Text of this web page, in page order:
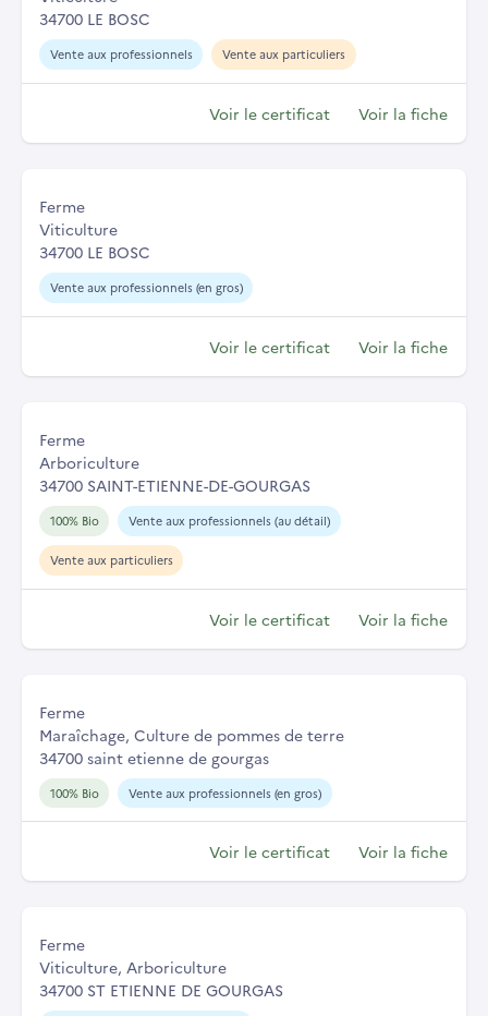
34700 LE BOSC
Vente aux professionnels Vente aux particuliers
Voir le certificat Voir la fiche
Ferme
Viticulture
34700 LE BOSC
Vente aux professionnels (en gros)
Voir le certificat Voir la fiche
Ferme
Arboriculture
34700 SAINT-ETIENNE-DE-GOURGAS
100% Bio Vente aux professionnels (au détail)
Vente aux particuliers
Voir le certificat Voir la fiche
Ferme
Maraîchage, Culture de pommes de terre
34700 saint etienne de gourgas
100% Bio Vente aux professionnels (en gros)
Voir le certificat Voir la fiche
Ferme
Viticulture, Arboriculture
34700 ST ETIENNE DE GOURGAS